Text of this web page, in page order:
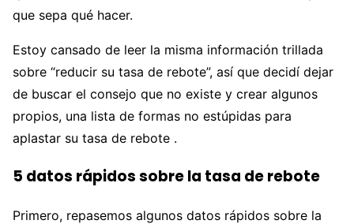
que sepa qué hacer.
Estoy cansado de leer la misma información trillada
sobre “reducir su tasa de rebote”, así que decidí dejar
de buscar el consejo que no existe y crear algunos
propios, una lista de formas no estúpidas para
aplastar su tasa de rebote .
5 datos rápidos sobre la tasa de rebote
Primero, repasemos algunos datos rápidos sobre la